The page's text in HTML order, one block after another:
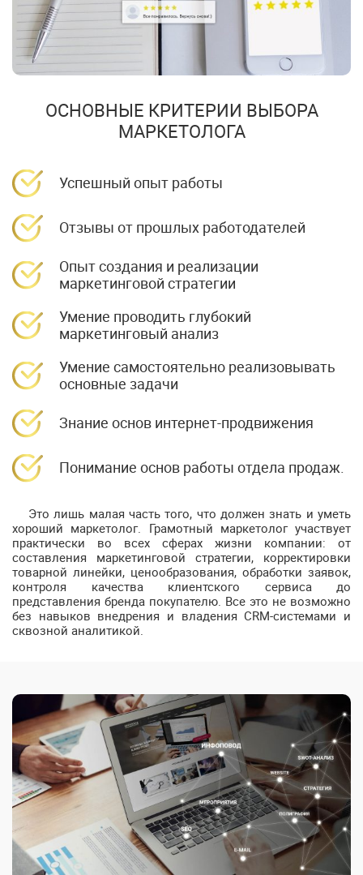
ОСНОВНЫЕ КРИТЕРИИ ВЫБОРА
МАРКЕТОЛОГА
Успешный опыт работы
Отзывы от прошлых работодателей
Опыт создания и реализации
маркетинговой стратегии
Умение проводить глубокий
маркетинговый анализ
Умение самостоятельно реализовывать
основные задачи
Знание основ интернет-продвижения
Понимание основ работы отдела продаж.
Это лишь малая часть того, что должен знать и уметь
хороший маркетолог. Грамотный маркетолог участвует
практически во всех сферах жизни компании: от
составления маркетинговой стратегии, корректировки
товарной линейки, ценообразования, обработки заявок,
контроля качества клиентского сервиса до
представления бренда покупателю. Все это не возможно
без навыков внедрения и владения CRM-системами и
сквозной аналитикой.